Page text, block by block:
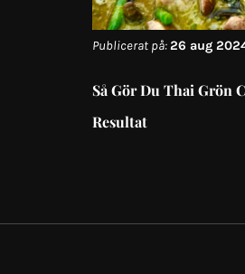
Publicerat på:26 aug
Så Gör Du Thai Grön
Resultat